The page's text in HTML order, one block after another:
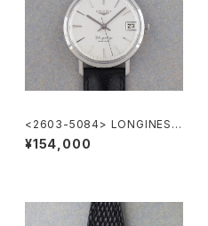
<2603-5084> LONGINES F
lagShip Cal.345
¥154,000